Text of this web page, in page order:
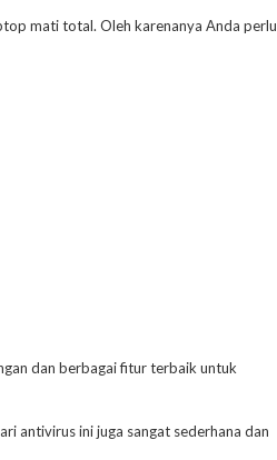
mati total. Oleh karenanya Anda perlu
dan berbagai fitur terbaik untuk
antivirus ini juga sangat sederhana dan